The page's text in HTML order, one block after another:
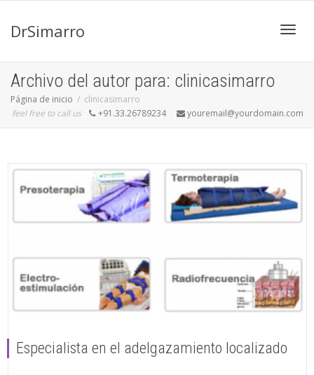
DrSimarro
Archivo del autor para: clinicasimarro
Página de inicio
clinicasimarro
feel free to call us
+91.33.26789234 youremail@yourdomain.com
Especialista en el adelgazamiento localizado